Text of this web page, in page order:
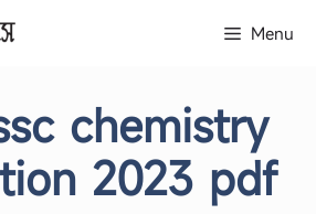
Menu
chemistry
2023 pdf